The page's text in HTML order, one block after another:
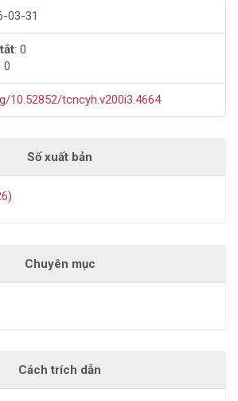
03-31
: 0
0
10.52852/tcncyh.v200i3.4664
Số xuất bản
Chuyên mục
Cách trích dẫn